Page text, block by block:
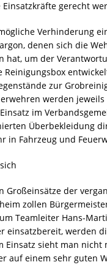
gerecht
Verhinderung
denen sich die
hat, um der
zur
werden
im
Überbekleidung
in Fahrzeug und
Großeinsätze der
zollen
Teamleiter Hans-
einsatzbereit, werden
Einsatz sieht man nicht
auf einem sehr guten